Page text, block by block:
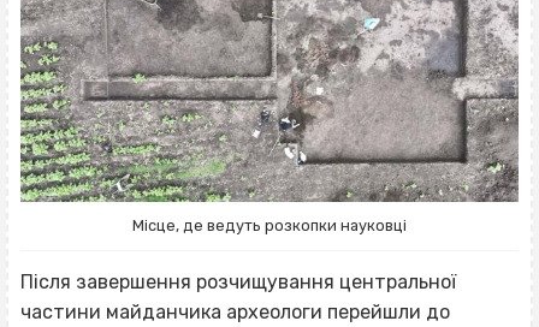
Місце, де ведуть розкопки науковці
Після завершення розчищування центральної
частини майданчика археологи перейшли до